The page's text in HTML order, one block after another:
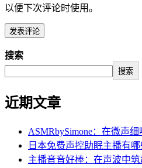
以便下次评论时使用。
搜索
搜索
近期文章
ASMRbySimone：在微声
日本免费声控助眠主播有哪
主播音音好棒：在声波中